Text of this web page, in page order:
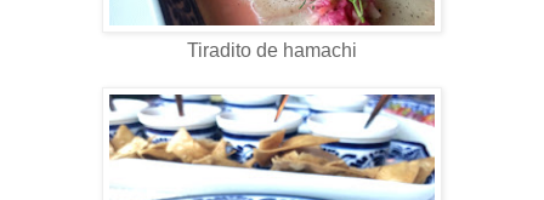
Tiradito de hamachi